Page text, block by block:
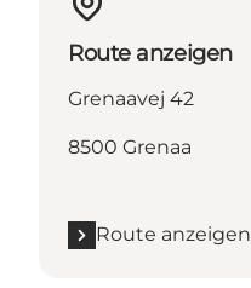
Route anzeigen
Grenaavej 42
8500 Grenaa
Route anzeigen